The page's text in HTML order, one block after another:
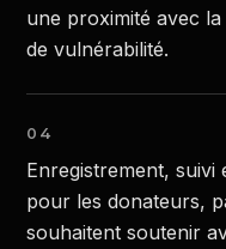
une proximité avec
de vulnérabilité.
04
Enregistrement,
pour les donateurs,
souhaitent soutenir